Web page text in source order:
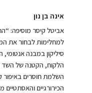
אינה בן נון
אביטל קיסר מוסיפה:
למחלימות לבחור את
סיליקון במבנה
הלקוח, הקטנה של השד
השלמת חוסרים באיפור
הכירורגיים